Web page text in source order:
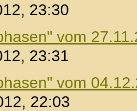
23:30
vom
23:31
vom
22:03